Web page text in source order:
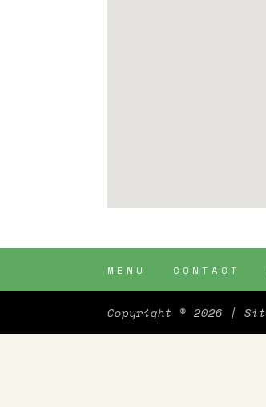
MENU CONTACT
Copyright © 2026 |